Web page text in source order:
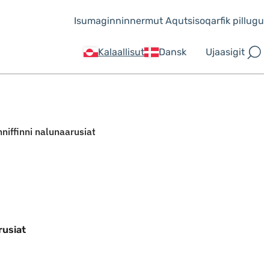
Kalaallisut Dansk Ujaasigit
Isumaginninnermut Aqutsisoqarfik pillugu
nalunaarusiat